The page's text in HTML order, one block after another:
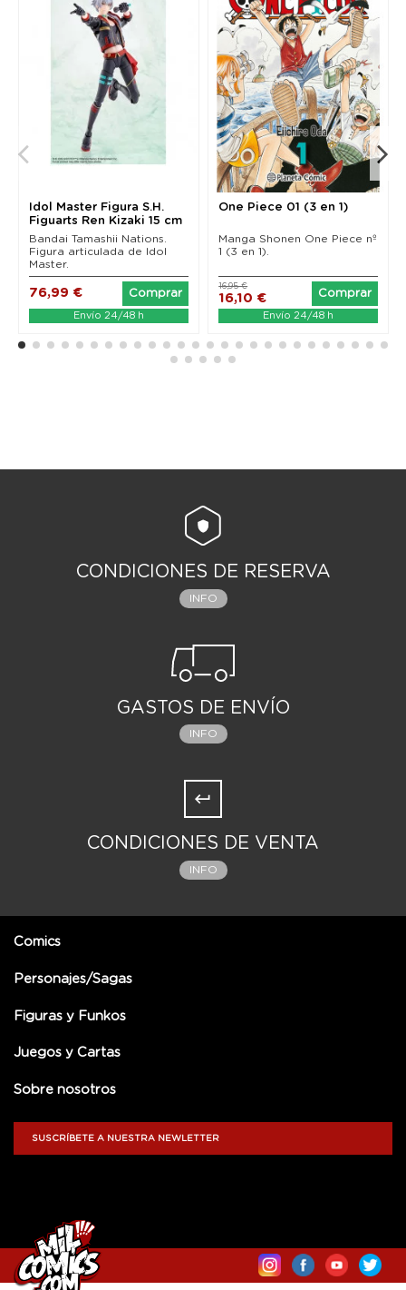
Idol Master Figura S.H.
Figuarts Ren Kizaki 15 cm
Bandai Tamashii Nations.
Figura articulada de Idol
Master.
76,99 € Comprar
Envío 24/48 h
One Piece 01 (3 en 1)
Manga Shonen One Piece nº
1 (3 en 1).
16,10 €
16,95 €
Comprar
Envío 24/48 h
CONDICIONES DE RESERVA
INFO
GASTOS DE ENVÍO
INFO
CONDICIONES DE VENTA
INFO
Comics
Personajes/Sagas
Figuras y Funkos
Juegos y Cartas
Sobre nosotros
SUSCRÍBETE A NUESTRA NEWLETTER